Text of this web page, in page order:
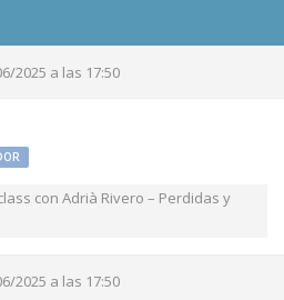
2025 a las 17:50
con Adrià Rivero – Perdidas y
2025 a las 17:50